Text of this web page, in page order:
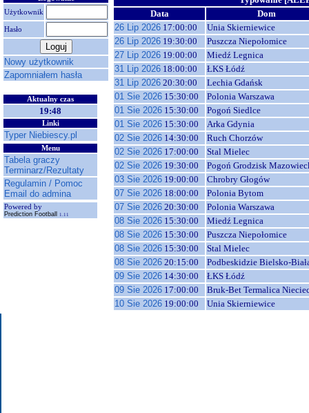
Użytkownik
Hasło
Nowy użytkownik
Zapomniałem hasła
Aktualny czas
19:48
Linki
Typer Niebiescy.pl
Menu
Tabela graczy
Terminarz/Rezultaty
Regulamin / Pomoc
Email do admina
Powered by
Prediction Football 1.11
Data
Dom
26 Lip 2026 17:00:00
Unia Skierniewice
26 Lip 2026 19:30:00
Puszcza Niepołomice
27 Lip 2026 19:00:00
Miedź Legnica
31 Lip 2026 18:00:00
ŁKS Łódź
31 Lip 2026 20:30:00
Lechia Gdańsk
01 Sie 2026 15:30:00
Polonia Warszawa
01 Sie 2026 15:30:00
Pogoń Siedlce
01 Sie 2026 15:30:00
Arka Gdynia
02 Sie 2026 14:30:00
Ruch Chorzów
02 Sie 2026 17:00:00
Stal Mielec
02 Sie 2026 19:30:00
Pogoń Grodzisk
03 Sie 2026 19:00:00
Chrobry Głogów
07 Sie 2026 18:00:00
Polonia Bytom
07 Sie 2026 20:30:00
Polonia Warszawa
08 Sie 2026 15:30:00
Miedź Legnica
08 Sie 2026 15:30:00
Puszcza Niepołomice
08 Sie 2026 15:30:00
Stal Mielec
08 Sie 2026 20:15:00
Podbeskidzie Bielsko-
09 Sie 2026 14:30:00
ŁKS Łódź
09 Sie 2026 17:00:00
Bruk-Bet Termalica
10 Sie 2026 19:00:00 Unia Skierniewice